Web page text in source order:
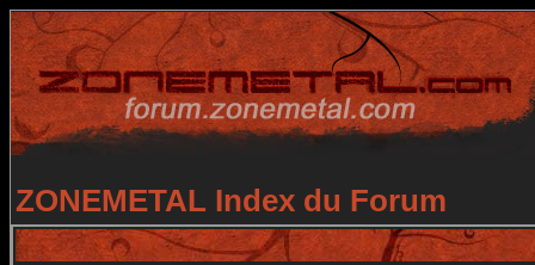
ZONEMETAL Index du Forum